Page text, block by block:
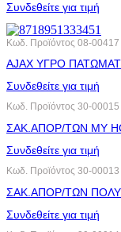
Συνδεθείτε για τιμή
Κωδ. Προϊόντος 08-00417
AJAX ΥΓΡΟ
Συνδεθείτε για τιμή
Κωδ. Προϊόντος 30-00015
ΣΑΚ.ΑΠΟΡ/ΤΩΝ MY
Συνδεθείτε για τιμή
Κωδ. Προϊόντος 30-00013
ΣΑΚ.ΑΠΟΡ/ΤΩΝ
Συνδεθείτε για τιμή